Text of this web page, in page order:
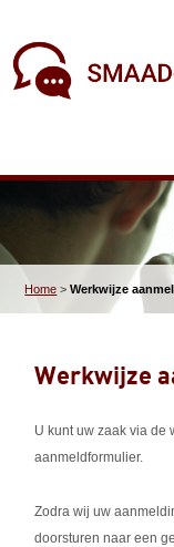
Home >Werkwijze
Werkwijze
U kunt uw zaak via de
aanmeldformulier.
Zodra wij uw
doorsturen naar een